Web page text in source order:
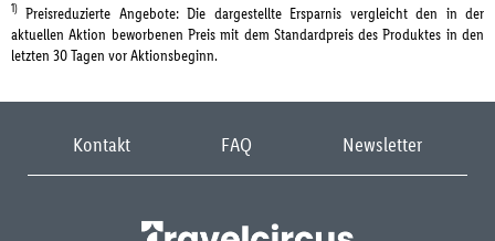
1) Preisreduzierte Angebote: Die dargestellte Ersparnis vergleicht den in der
aktuellen Aktion beworbenen Preis mit dem Standardpreis des Produktes in den
letzten 30 Tagen vor Aktionsbeginn.
Kontakt FAQ Newsletter